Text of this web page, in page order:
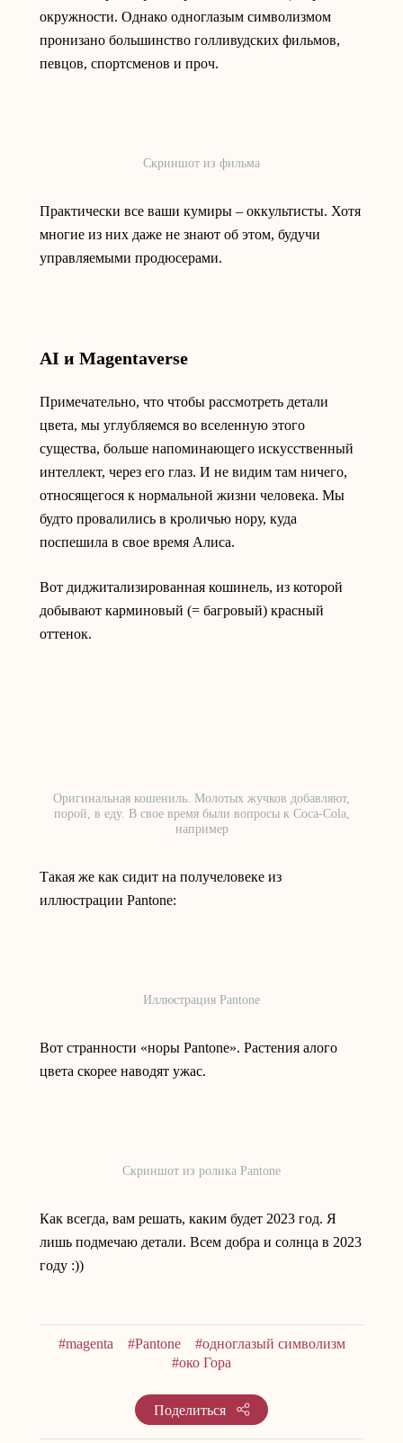
окружности. Однако одноглазым символизмом
пронизано большинство голливудских фильмов,
певцов, спортсменов и проч.
Скриншот из фильма
Практически все ваши кумиры – оккультисты. Хотя
многие из них даже не знают об этом, будучи
управляемыми продюсерами.
AI и Magentaverse
Примечательно, что чтобы рассмотреть детали
цвета, мы углубляемся во вселенную этого
существа, больше напоминающего искусственный
интеллект, через его глаз. И не видим там ничего,
относящегося к нормальной жизни человека. Мы
будто провалились в кроличью нору, куда
поспешила в свое время Алиса.
Вот диджитализированная кошинель, из которой
добывают карминовый (= багровый) красный
оттенок.
Оригинальная кошениль. Молотых жучков добавляют,
порой, в еду. В свое время были вопросы к Coca-Cola,
например
Такая же как сидит на получеловеке из
иллюстрации Pantone:
Иллюстрация Pantone
Вот странности «норы Pantone». Растения алого
цвета скорее наводят ужас.
Скриншот из ролика Pantone
Как всегда, вам решать, каким будет 2023 год. Я
лишь подмечаю детали. Всем добра и солнца в 2023
году :))
#magenta #Pantone
#одноглазый символизм
#око Гора
Поделиться